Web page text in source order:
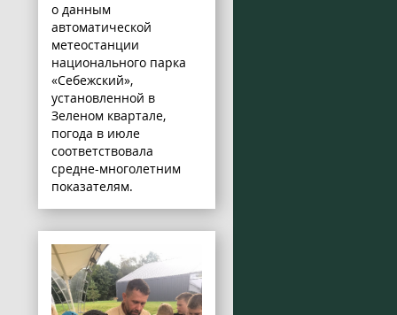
о данным
автоматической
метеостанции
национального парка
«Себежский»,
установленной в
Зеленом квартале,
погода в июле
соответствовала
средне-многолетним
показателям.